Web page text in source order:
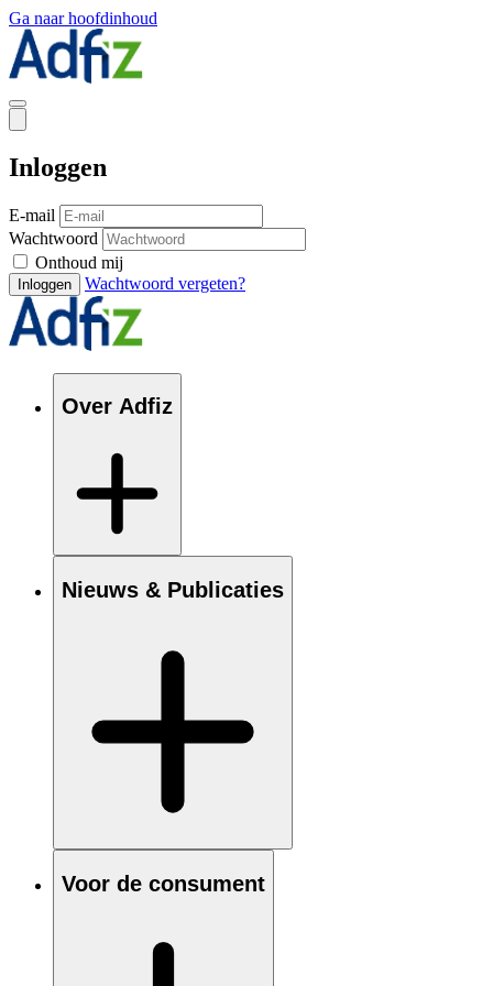
Ga naar hoofdinhoud
Inloggen
E-mail
Wachtwoord
Onthoud mij
Inloggen Wachtwoord vergeten?
Over Adfiz
Nieuws & Publicaties
Voor de consument